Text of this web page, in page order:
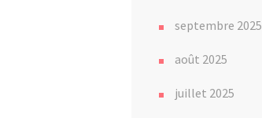
septembre 2025
août 2025
juillet 2025